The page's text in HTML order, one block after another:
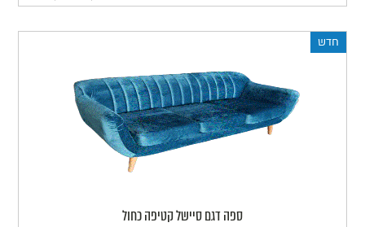
ספה דגם סיישל קטיפה כחול
חדש